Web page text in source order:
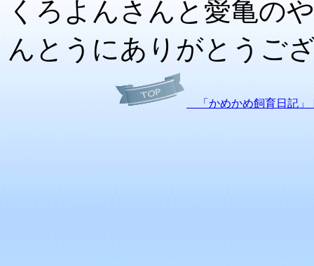
くろよんさんと愛亀の
んとうにありがとうご
「かめかめ飼育日記」